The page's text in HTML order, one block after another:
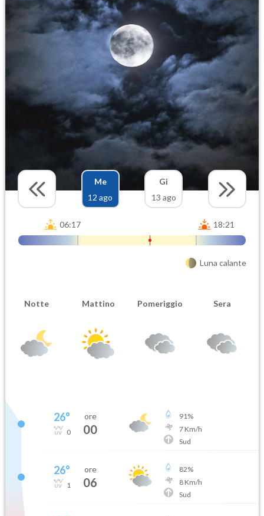
Me
12 ago
Gi
13 ago
06:17 18:21
Luna calante
Notte Mattino Pomeriggio Sera
26°
0
ore
00
91%
7Km/h
Sud
26°
1
ore
06
82%
8Km/h
Sud